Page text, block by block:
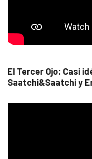
El Tercer Ojo: Casi
Saatchi&Saatchi y